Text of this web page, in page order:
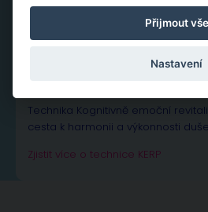
Vše k žárlivosti– od rad až po
manželské a partnerské krizi
Rady pro manžele a páry –
Technika Kognitivně emoční
cesta k harmonii a výkonnosti duše.
Zjistit více o technice KERP
Přijmout vše
Nastavení